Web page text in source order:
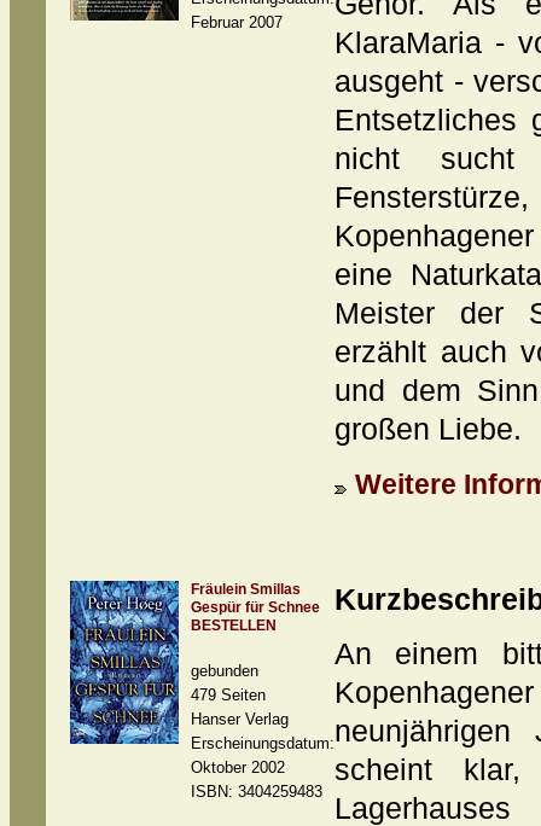
Februar 2007
KlaraMaria -
ausgeht -
Entsetzliches
nicht sucht
eine
Meister der
erzählt auch
und dem
großen Liebe.
Weitere
Fräulein Smillas
Gespür für Schnee
BESTELLEN
gebunden
479 Seiten
Hanser Verlag
Erscheinungsdatum:
Oktober 2002
ISBN: 3404259483
An einem
scheint